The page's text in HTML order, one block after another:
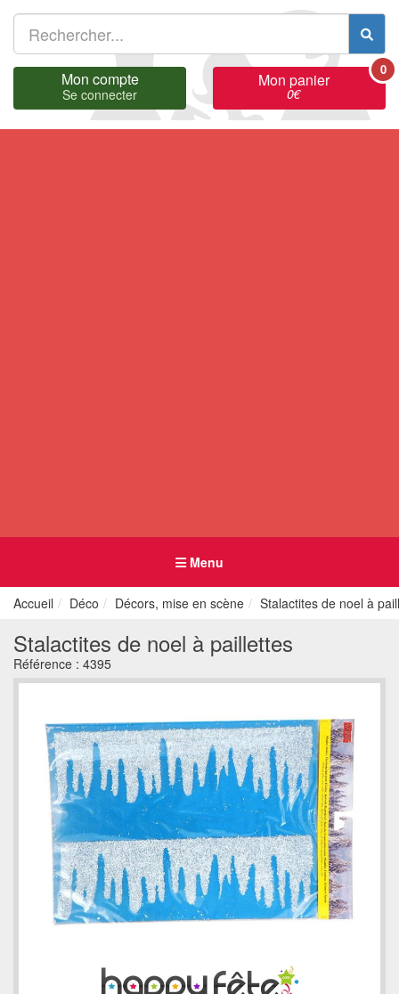
Mon compte
Se connecter
Mon panier
0€
0
Menu
Accueil Déco Décors, mise en scène Stalactites de noel à
Stalactites de noel à paillettes
Référence : 4395